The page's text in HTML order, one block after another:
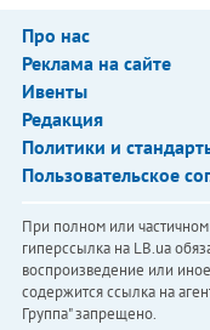
Про нас
Реклама на сайте
Ивенты
Редакция
Политики и
Пользовательское
При полном или
гиперссылка на LB.ua
воспроизведение или
содержится ссылка на
Группа" запрещено.